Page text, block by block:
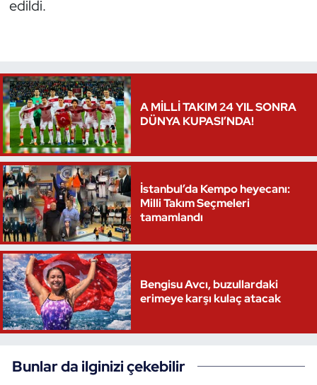
edildi.
A MİLLİ TAKIM 24 YIL SONRA
DÜNYA KUPASI’NDA!
İstanbul’da Kempo heyecanı:
Milli Takım Seçmeleri
tamamlandı
Bengisu Avcı, buzullardaki
erimeye karşı kulaç atacak
Bunlar da ilginizi çekebilir
Paralimpik
Ragbi
Satranç
Su Topu
Sualtı Sporları
Tekvando
Tenis